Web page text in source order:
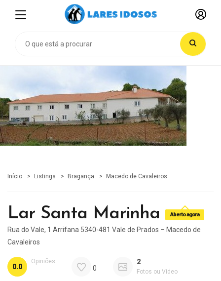
Início Listings Bragança Macedo de Cavaleiros
Lar Santa Marinha Aberto agora
Rua do Vale, 1 Arrifana 5340-481 Vale de Prados – Macedo de
Cavaleiros
0.0
Opiniões
0
2
Fotos ou Video